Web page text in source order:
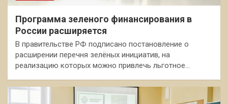
Программа зеленого финансирования в
России расширяется
В правительстве РФ подписано постановление о
расширении перечня зелёных инициатив, на
реализацию которых можно привлечь льготное…